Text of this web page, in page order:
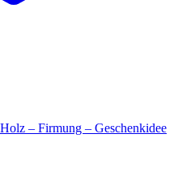
– Firmung – Geschenkidee